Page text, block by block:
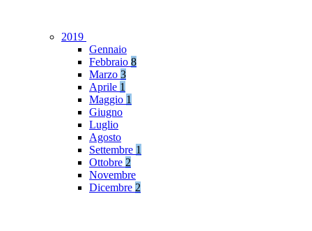
2019
Gennaio
Febbraio 8
Marzo 3
Aprile 1
Maggio 1
Giugno
Luglio
Agosto
Settembre 1
Ottobre 2
Novembre
Dicembre 2